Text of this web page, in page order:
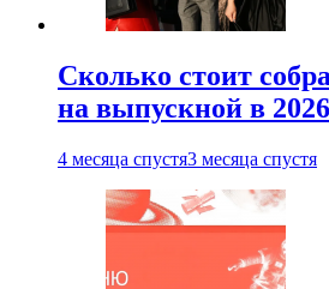
Сколько стоит
на выпускной в
4 месяца спустя3 месяца спустя